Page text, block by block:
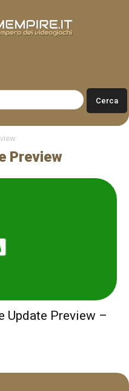
Preview
Update Preview –